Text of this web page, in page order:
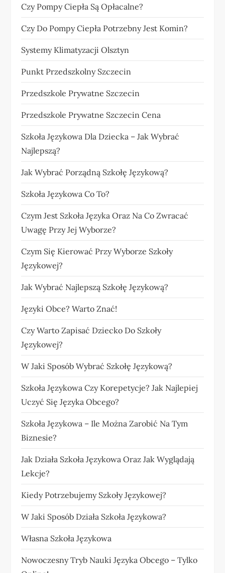
Czy Pompy Ciepła Są Opłacalne?
Czy Do Pompy Ciepła Potrzebny Jest Komin?
Systemy Klimatyzacji Olsztyn
Punkt Przedszkolny Szczecin
Przedszkole Prywatne Szczecin
Przedszkole Prywatne Szczecin Cena
Szkoła Językowa Dla Dziecka – Jak Wybrać
Najlepszą?
Jak Wybrać Porządną Szkołę Językową?
Szkoła Językowa Co To?
Czym Jest Szkoła Języka Oraz Na Co Zwracać
Uwagę Przy Jej Wyborze?
Czym Się Kierować Przy Wyborze Szkoły
Językowej?
Jak Wybrać Najlepszą Szkołę Językową?
Języki Obce? Warto Znać!
Czy Warto Zapisać Dziecko Do Szkoły
Językowej?
W Jaki Sposób Wybrać Szkołę Językową?
Szkoła Językowa Czy Korepetycje? Jak Najlepiej
Uczyć Się Języka Obcego?
Szkoła Językowa – Ile Można Zarobić Na Tym
Biznesie?
Jak Działa Szkoła Językowa Oraz Jak Wyglądają
Lekcje?
Kiedy Potrzebujemy Szkoły Językowej?
W Jaki Sposób Działa Szkoła Językowa?
Własna Szkoła Językowa
Nowoczesny Tryb Nauki Języka Obcego – Tylko